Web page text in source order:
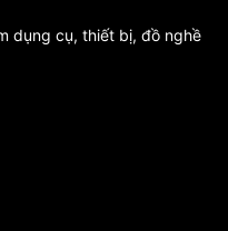
dụng cụ, thiết bị, đồ nghề